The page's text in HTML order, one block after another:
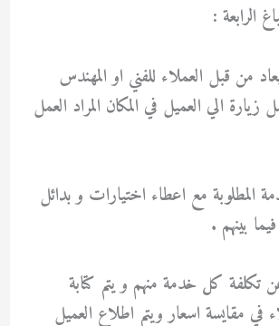
:
من قبل العملاء للفني او المهندس
زيارة الي العميل في المكان المراد العمل
المطلوبة مع اعطاء اختيارات و بدائل
بينهم .
تكلفة كل خدمة منهم و يتم كتابة
في مقايسة اسعار ويتم اطلاع العميل